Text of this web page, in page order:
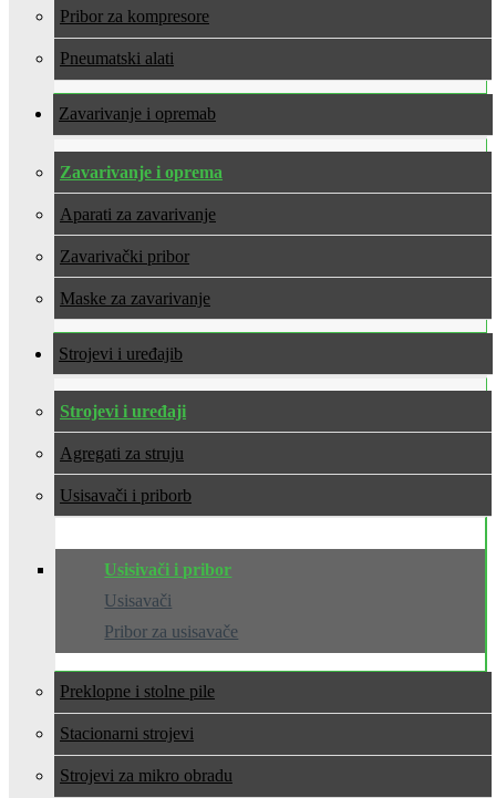
Pribor za kompresore
Pneumatski alati
Zavarivanje i oprema
Zavarivanje i oprema
Aparati za zavarivanje
Zavarivački pribor
Maske za zavarivanje
Strojevi i uređaji
Strojevi i uređaji
Agregati za struju
Usisavači i pribor
Usisivači i pribor
Usisavači
Pribor za usisavače
Preklopne i stolne pile
Stacionarni strojevi
Strojevi za mikro obradu